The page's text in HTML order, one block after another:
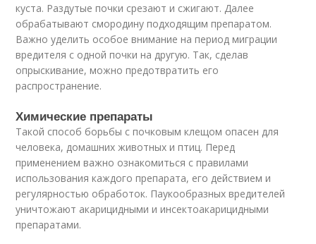
куста. Раздутые почки срезают и сжигают. Далее
обрабатывают смородину подходящим препаратом.
Важно уделить особое внимание на период миграции
вредителя с одной почки на другую. Так, сделав
опрыскивание, можно предотвратить его
распространение.
Химические препараты
Такой способ борьбы с почковым клещом опасен для
человека, домашних животных и птиц. Перед
применением важно ознакомиться с правилами
использования каждого препарата, его действием и
регулярностью обработок. Паукообразных вредителей
уничтожают акарицидными и инсектоакарицидными
препаратами.